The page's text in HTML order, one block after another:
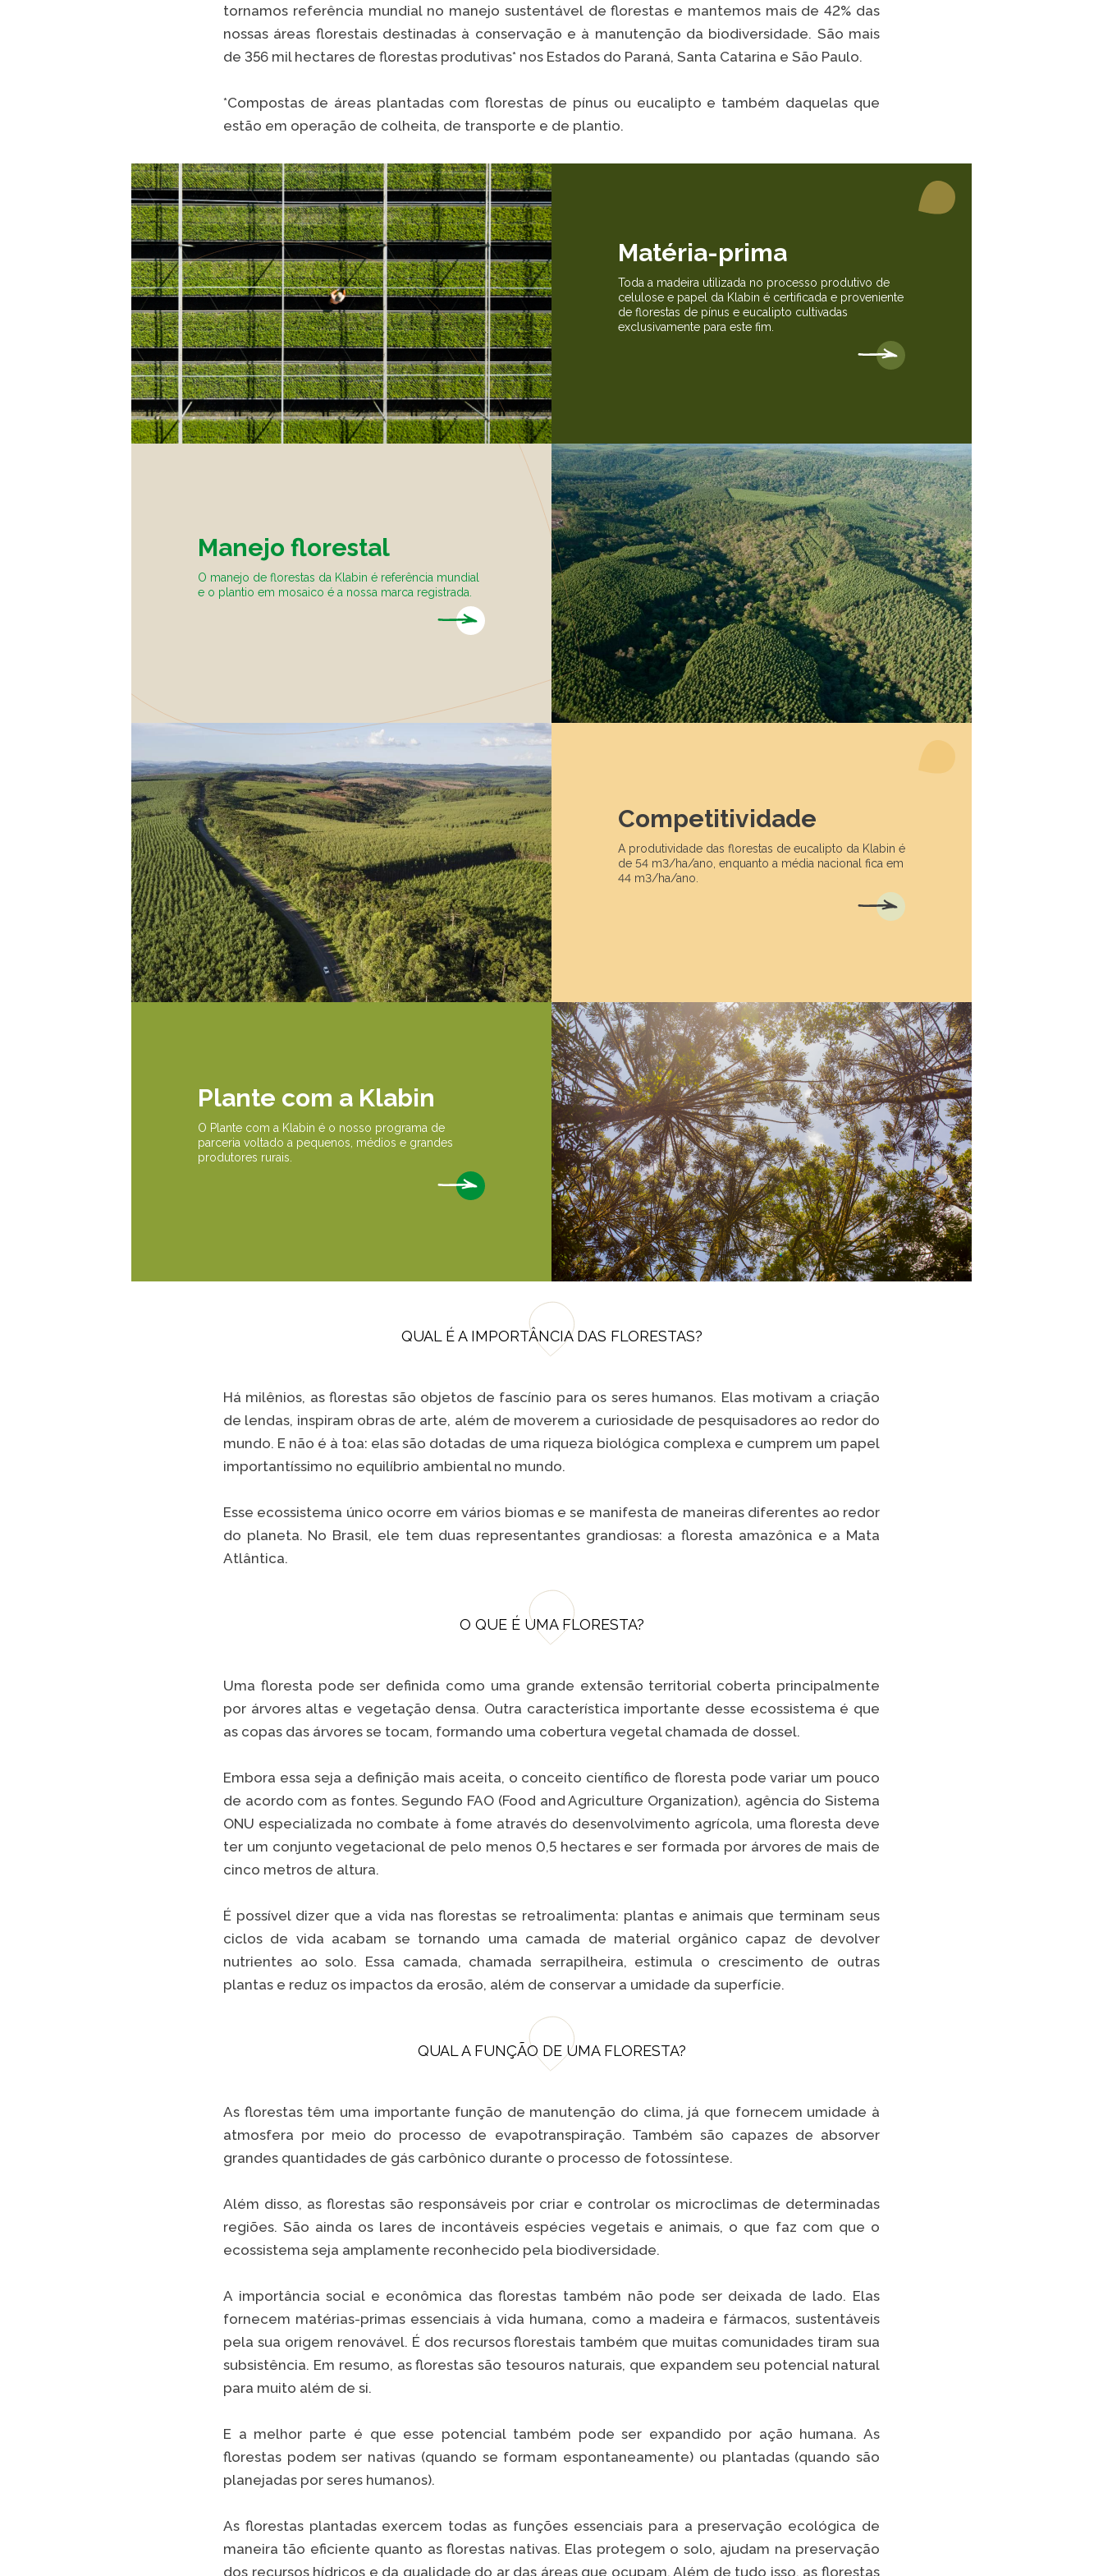
VER A LISTA COMPLETA
tornamos referência mundial no manejo sustentável de florestas e mantemos mais de 42% das
nossas áreas florestais destinadas à conservação e à manutenção da biodiversidade. São mais
de 356 mil hectares de florestas produtivas* nos Estados do Paraná, Santa Catarina e São Paulo.
*Compostas de áreas plantadas com florestas de pínus ou eucalipto e também daquelas que
estão em operação de colheita, de transporte e de plantio.
Matéria-prima
Toda a madeira utilizada no processo produtivo de
celulose e papel da Klabin é certificada e proveniente
de florestas de pínus e eucalipto cultivadas
exclusivamente para este fim.
Manejo florestal
O manejo de florestas da Klabin é referência mundial
e o plantio em mosaico é a nossa marca registrada.
Competitividade
A produtividade das florestas de eucalipto da Klabin é
de 54 m3/ha/ano, enquanto a média nacional fica em
44 m3/ha/ano.
Plante com a Klabin
O Plante com a Klabin é o nosso programa de
parceria voltado a pequenos, médios e grandes
produtores rurais.
QUAL É A IMPORTÂNCIA DAS FLORESTAS?
Há milênios, as florestas são objetos de fascínio para os seres humanos. Elas motivam a criação
de lendas, inspiram obras de arte, além de moverem a curiosidade de pesquisadores ao redor do
mundo. E não é à toa: elas são dotadas de uma riqueza biológica complexa e cumprem um papel
importantíssimo no equilíbrio ambiental no mundo.
Esse ecossistema único ocorre em vários biomas e se manifesta de maneiras diferentes ao redor
do planeta. No Brasil, ele tem duas representantes grandiosas: a floresta amazônica e a Mata
Atlântica.
O QUE É UMA FLORESTA?
Uma floresta pode ser definida como uma grande extensão territorial coberta principalmente
por árvores altas e vegetação densa. Outra característica importante desse ecossistema é que
as copas das árvores se tocam, formando uma cobertura vegetal chamada de dossel.
Embora essa seja a definição mais aceita, o conceito científico de floresta pode variar um pouco
de acordo com as fontes. Segundo FAO (Food and Agriculture Organization), agência do Sistema
ONU especializada no combate à fome através do desenvolvimento agrícola, uma floresta deve
ter um conjunto vegetacional de pelo menos 0,5 hectares e ser formada por árvores de mais de
cinco metros de altura.
É possível dizer que a vida nas florestas se retroalimenta: plantas e animais que terminam seus
ciclos de vida acabam se tornando uma camada de material orgânico capaz de devolver
nutrientes ao solo. Essa camada, chamada serrapilheira, estimula o crescimento de outras
plantas e reduz os impactos da erosão, além de conservar a umidade da superfície.
QUAL A FUNÇÃO DE UMA FLORESTA?
As florestas têm uma importante função de manutenção do clima, já que fornecem umidade à
atmosfera por meio do processo de evapotranspiração. Também são capazes de absorver
grandes quantidades de gás carbônico durante o processo de fotossíntese.
Além disso, as florestas são responsáveis por criar e controlar os microclimas de determinadas
regiões. São ainda os lares de incontáveis espécies vegetais e animais, o que faz com que o
ecossistema seja amplamente reconhecido pela biodiversidade.
A importância social e econômica das florestas também não pode ser deixada de lado. Elas
fornecem matérias-primas essenciais à vida humana, como a madeira e fármacos, sustentáveis
pela sua origem renovável. É dos recursos florestais também que muitas comunidades tiram sua
subsistência. Em resumo, as florestas são tesouros naturais, que expandem seu potencial natural
para muito além de si.
E a melhor parte é que esse potencial também pode ser expandido por ação humana. As
florestas podem ser nativas (quando se formam espontaneamente) ou plantadas (quando são
planejadas por seres humanos).
As florestas plantadas exercem todas as funções essenciais para a preservação ecológica de
maneira tão eficiente quanto as florestas nativas. Elas protegem o solo, ajudam na preservação
dos recursos hídricos e da qualidade do ar das áreas que ocupam. Além de tudo isso, as florestas